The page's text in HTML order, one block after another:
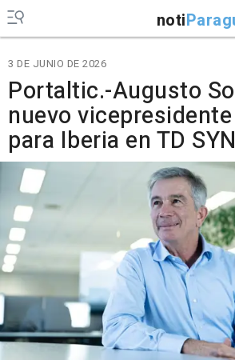
noti
3 DE JUNIO DE 2026
Portaltic.-Augusto
nuevo
para Iberia en TD